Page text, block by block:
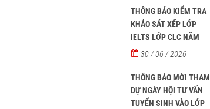
THÔNG BÁO KIỂM TRA
KHẢO SÁT XẾP LỚP
IELTS LỚP CLC NĂM
HỌC 2026 - 2027
30 / 06 / 2026
THÔNG BÁO MỜI THAM
DỰ NGÀY HỘI TƯ VẤN
TUYỂN SINH VÀO LỚP